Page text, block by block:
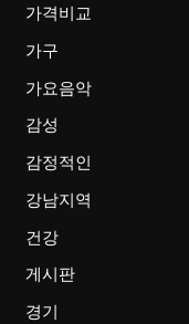
가격비교
가구
가요음악
감성
감정적인
강남지역
건강
게시판
경기